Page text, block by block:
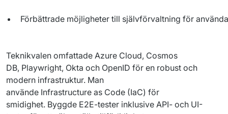
Förbättrade möjligheter till självförvaltning för
Teknikvalen omfattade Azure Cloud, Cosmos
DB, Playwright, Okta och OpenID för en robust och
modern infrastruktur. Man
använde Infrastructure as Code (IaC) för
smidighet. Byggde E2E-tester inklusive API- och UI-